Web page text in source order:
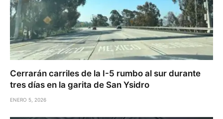
Cerrarán carriles de la I-5 rumbo al sur durante
tres días en la garita de San Ysidro
ENERO 5, 2026